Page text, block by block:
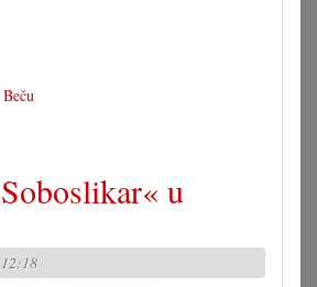
u